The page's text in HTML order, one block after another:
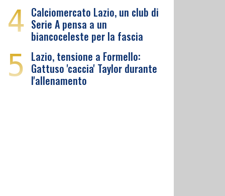
4 Calciomercato Lazio, un club di
Serie A pensa a un
biancoceleste per la fascia
5 Lazio, tensione a Formello:
Gattuso 'caccia' Taylor durante
l'allenamento